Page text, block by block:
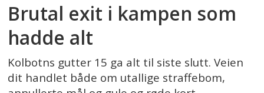
Brutal exit i kampen som
hadde alt
Kolbotns gutter 15 ga alt til siste slutt. Veien
dit handlet både om utallige straffebom,